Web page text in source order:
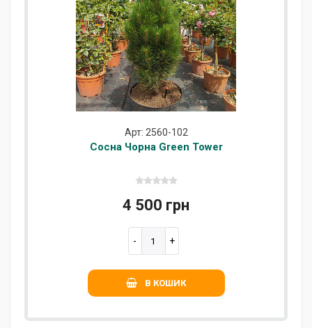
Арт: 2560-102
Сосна Чорна Green Tower
4 500 грн
В КОШИК